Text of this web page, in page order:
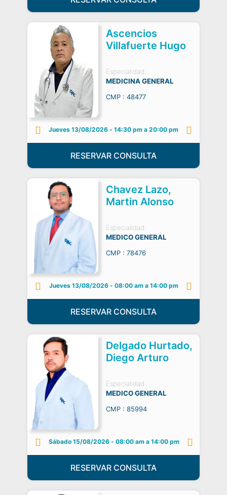
Ascencios
Villafuerte Hugo
Especialidad:
MEDICINA GENERAL
CMP : 48477
Jueves 13/08/2026 - 14:30 pm a 20:00 pm
RESERVAR CONSULTA
Chavez Lazo,
Martin Alonso
Especialidad:
MEDICO GENERAL
CMP : 78476
Jueves 13/08/2026- 08:00 am a 14:00 pm
RESERVAR CONSULTA
Delgado Hurtado,
Diego Arturo
Especialidad:
MEDICO GENERAL
CMP : 85994
Sábado 15/08/2026 - 08:00 am a 14:00 pm
RESERVAR CONSULTA